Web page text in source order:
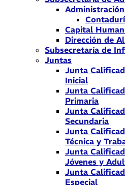
Administración
Capital
Dirección de
Subsecretaría de
Juntas
Junta
Inicial
Junta
Primaria
Junta
Secundaria
Junta
Técnica y
Junta
Jóvenes y
Junta
Especial